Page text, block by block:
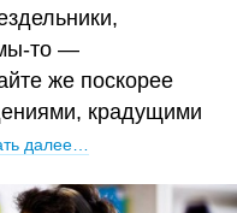
то —
же поскорее
крадущими
далее…